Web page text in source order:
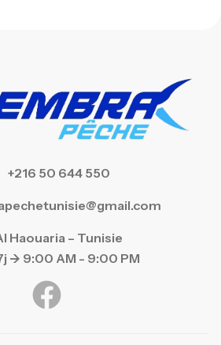
+216 50 644 550
Haouaria – Tunisie
-> 9:00 AM - 9:00 PM